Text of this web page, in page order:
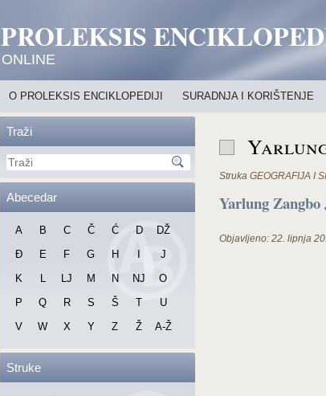
PROLEKSIS
ONLINE
O PROLEKSIS ENCIKLOPEDIJI SURADNJA I KORIŠTENJE
Traži
Abecedar
A B C Č Ć D
DŽ
Đ
E F G H
J
K
L LJ M N NJ
O
P
Q R S Š T
U
V
W X Y Z Ž A-Ž
Struke
Struka GEOGRAFIJA I
Yarlung Zangbo
Objavljeno: 22. lipnja